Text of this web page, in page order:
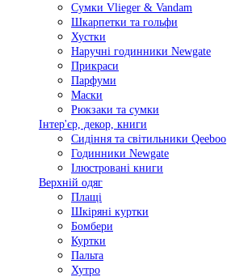
Сумки Vlieger & Vandam
Шкарпетки та гольфи
Хустки
Наручні годинники Newgate
Прикраси
Парфуми
Маски
Рюкзаки та сумки
Інтер'єр, декор, книги
Сидіння та світильники Qeeboo
Годинники Newgate
Ілюстровані книги
Верхній одяг
Плащі
Шкіряні куртки
Бомбери
Куртки
Пальта
Хутро